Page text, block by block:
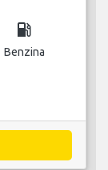
local_gas_station
Benzina